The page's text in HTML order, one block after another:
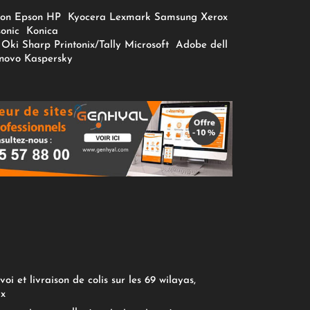
Epson HP Kyocera Lexmark Samsung Xerox
Konica
Oki Sharp Printonix/Tally Microsoft Adobe dell
Kaspersky
et livraison de colis sur les 69 wilayas,